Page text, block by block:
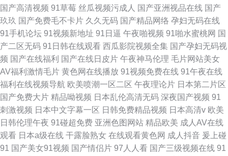
国产高清视频 91草莓 丝瓜视频污成人 国产亚洲视品在线 国产
玖玖 国产免费毛不卡片 久久无码 国产精品网络 孕妇无码在线
91手机论坛 91视频新地址 91日逼 午夜啪视频 91啪水蜜桃网 国
产二区无码 91日韩在线观看 西瓜影院视频全集 国产孕妇无码视
频 国产在线福利 国产在线日皮片 午夜神马伦理 毛片网站美女
AV福利激情毛片 黄色网在线播放 91视频免费在线 91午夜在线
福利在线视频导航 欧美喷潮一区二区 午夜理论片 日本第二片区
国产免费大片 精品呦视频 日本乱伦高清无码 深夜国产视频 91
刺激视频 日本中文字幕一区 日韩免费精品视频 日本高清v 欧美
日韩伦理午夜 91碰超免费 亚洲色图网站 精品欧美 成人AV在线
观看 日本a级在线 干露脸熟女 在线观看黄色网 成人抖音 爰上碰
91 国产美女91视频 国产情侣片 97人人看 国产三级视频在线 91